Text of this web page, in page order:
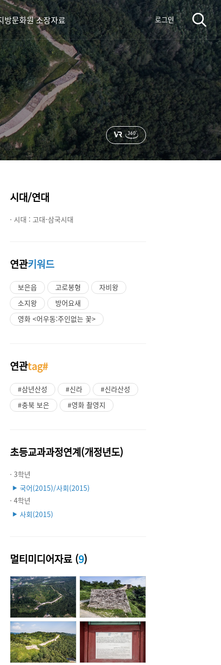
방문화원 소장자료 로그인
시대/연대
· 시대 : 고대-삼국시대
연관키워드
보은읍 고로봉형
자비왕
소지왕
방어요새
영화 <어우동:주인없는 꽃>
연관tag#
#삼년산성 #신라
#신라산성
#충북 보은
#영화 촬영지
초등교과과정연계(개정년도)
· 3학년
▶ 국어(2015)/사회(2015)
· 4학년
▶ 사회(2015)
멀티미디어자료 (9)